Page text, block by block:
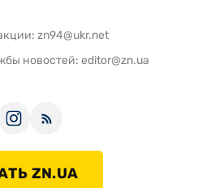
zn94@ukr.net
новостей: editor@zn.ua
ZN.UA